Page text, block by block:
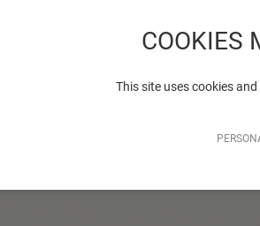
COOKIES
This site uses cookies
-10% sur tout, c'est